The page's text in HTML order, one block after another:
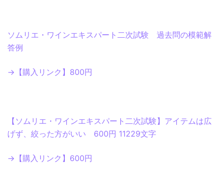
ソムリエ・ワインエキスパート二次試験 過去問の模範解
答例
→【購入リンク】800円
【ソムリエ・ワインエキスパート二次試験】アイテムは広
げず、絞った方がいい 600円 11229文字
→【購入リンク】600円